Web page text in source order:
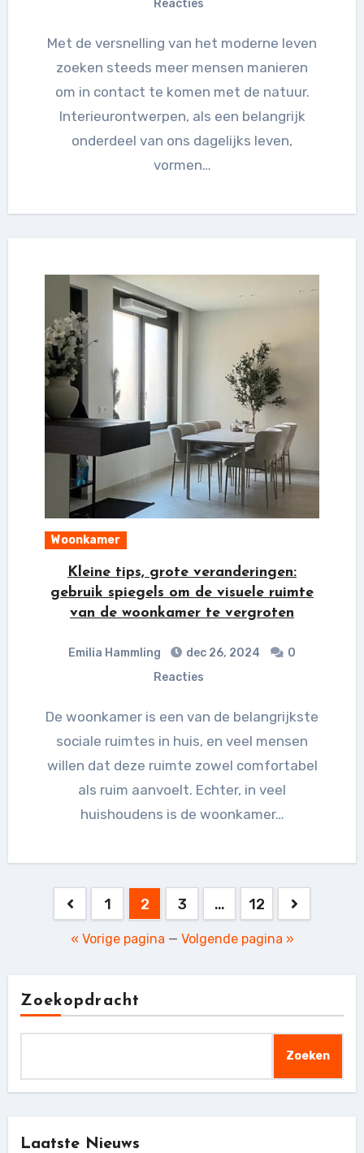
Reacties
Met de versnelling van het moderne leven
zoeken steeds meer mensen manieren
om in contact te komen met de natuur.
Interieurontwerpen, als een belangrijk
onderdeel van ons dagelijks leven,
vormen…
Woonkamer
Kleine tips, grote veranderingen:
gebruik spiegels om de visuele ruimte
van de woonkamer te vergroten
Emilia Hammling dec 26, 2024
0
Reacties
De woonkamer is een van de belangrijkste
sociale ruimtes in huis, en veel mensen
willen dat deze ruimte zowel comfortabel
als ruim aanvoelt. Echter, in veel
huishoudens is de woonkamer…
Berichten
paginering
1 2 3 … 12
« Vorige pagina — Volgende pagina »
Zoekopdracht
Zoeken
Laatste Nieuws